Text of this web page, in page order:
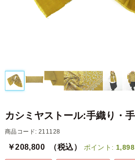
カシミヤストール:手織り・
商品コード: 211128
￥208,800 （税込） ポイント: 1,898